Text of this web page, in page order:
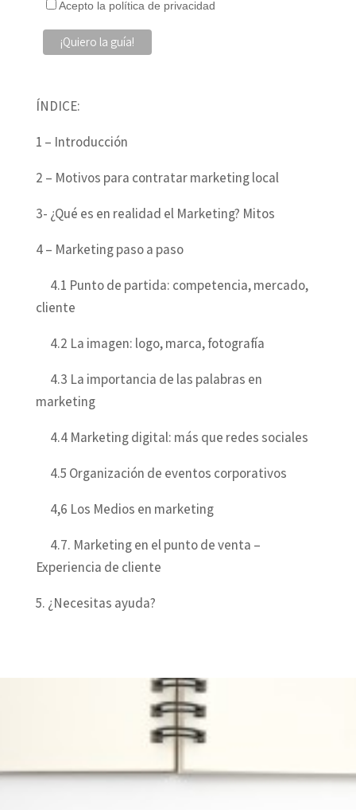
Acepto la política de privacidad
ÍNDICE:
1 – Introducción
2 – Motivos para contratar marketing local
3- ¿Qué es en realidad el Marketing? Mitos
4 – Marketing paso a paso
4.1 Punto de partida: competencia, mercado,
cliente
4.2 La imagen: logo, marca, fotografía
4.3 La importancia de las palabras en
marketing
4.4 Marketing digital: más que redes sociales
4.5 Organización de eventos corporativos
4,6 Los Medios en marketing
4.7. Marketing en el punto de venta –
Experiencia de cliente
5. ¿Necesitas ayuda?